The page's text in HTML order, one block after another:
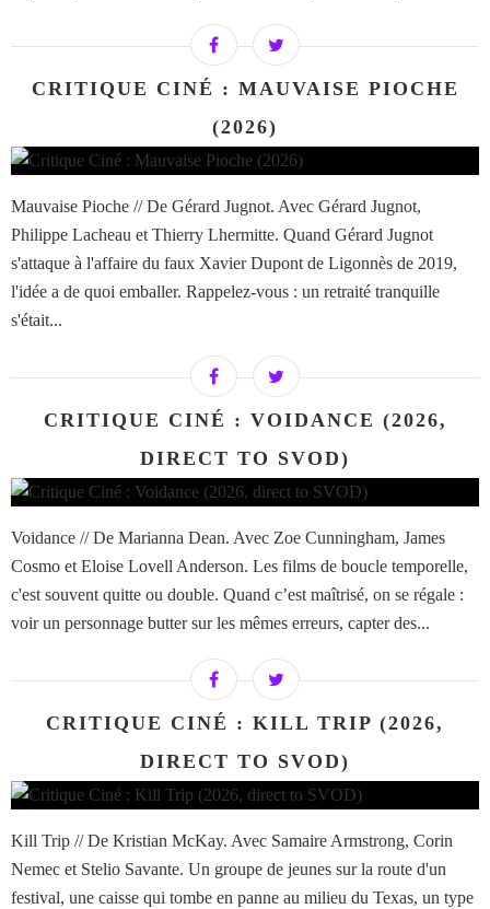
CRITIQUE CINÉ : MAUVAISE PIOCHE
(2026)
Mauvaise Pioche // De Gérard Jugnot. Avec Gérard Jugnot,
Philippe Lacheau et Thierry Lhermitte. Quand Gérard Jugnot
s'attaque à l'affaire du faux Xavier Dupont de Ligonnès de 2019,
l'idée a de quoi emballer. Rappelez-vous : un retraité tranquille
s'était...
CRITIQUE CINÉ : VOIDANCE (2026,
DIRECT TO SVOD)
Voidance // De Marianna Dean. Avec Zoe Cunningham, James
Cosmo et Eloise Lovell Anderson. Les films de boucle temporelle,
c'est souvent quitte ou double. Quand c’est maîtrisé, on se régale :
voir un personnage butter sur les mêmes erreurs, capter des...
CRITIQUE CINÉ : KILL TRIP (2026,
DIRECT TO SVOD)
Kill Trip // De Kristian McKay. Avec Samaire Armstrong, Corin
Nemec et Stelio Savante. Un groupe de jeunes sur la route d'un
festival, une caisse qui tombe en panne au milieu du Texas, un type